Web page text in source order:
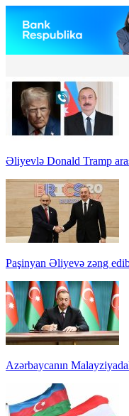
Əliyevlə Donald Tramp
Paşinyan Əliyevə zəng
Azərbaycanın